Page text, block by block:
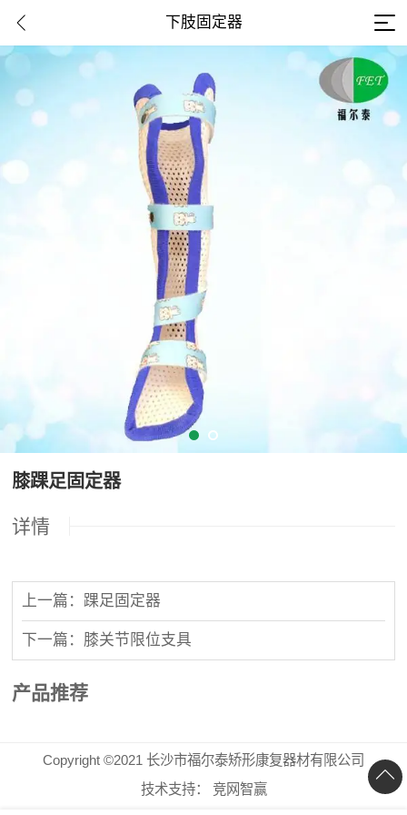
下肢固定器
膝踝足固定器
详情
上一篇：踝足固定器
下一篇：膝关节限位支具
产品推荐
Copyright ©2021 长沙市福尔泰矫形康复器材有限公司
技术支持：
竞网智赢